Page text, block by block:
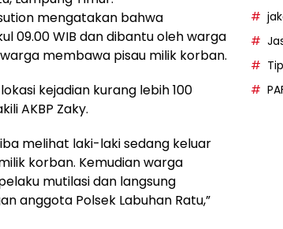
mengatakan bahwa
09.00 WIB dan dibantu oleh warga
membawa pisau milik korban.
kejadian kurang lebih 100
AKBP Zaky.
melihat laki-laki sedang keluar
korban. Kemudian warga
mutilasi dan langsung
anggota Polsek Labuhan Ratu,”